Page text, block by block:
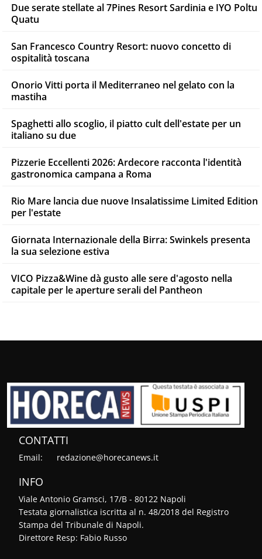
Due serate stellate al 7Pines Resort Sardinia e IYO Poltu
Quatu
San Francesco Country Resort: nuovo concetto di
ospitalità toscana
Onorio Vitti porta il Mediterraneo nel gelato con la
mastiha
Spaghetti allo scoglio, il piatto cult dell'estate per un
italiano su due
Pizzerie Eccellenti 2026: Ardecore racconta l'identità
gastronomica campana a Roma
Rio Mare lancia due nuove Insalatissime Limited Edition
per l'estate
Giornata Internazionale della Birra: Swinkels presenta
la sua selezione estiva
VICO Pizza&Wine dà gusto alle sere d'agosto nella
capitale per le aperture serali del Pantheon
CONTATTI
Email: redazione@horecanews.it
INFO
Viale Antonio Gramsci, 17/B - 80122 Napoli
Testata giornalistica iscritta al n. 48/2018 del Registro
Stampa del Tribunale di Napoli.
Direttore Resp: Fabio Russo